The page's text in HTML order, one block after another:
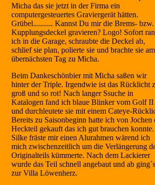
Micha das sie jetzt in der Firma ein
computergesteuertes Graviergerät hätten.
Grübel.......... Kannst Du mir die Brems- bzw.
Kupplungsdeckel gravieren? Logo! Sofort
ich in die Garage, schraubte die Deckel ab,
schlief sie plan, polierte sie und brachte sie am
übernächsten Tag zu Micha.
Beim Dankeschönbier mit Micha saßen wir
hinter der Triple. Irgendwie ist das Rücklicht
groß und so rot! Nach langer Ssuche in
Katalogen fand ich blaue Blinker vom Golf II
und durchleutete sie mit einem Cateye-
Bereits zu Saisonbeginn hatte ich von Jochen
Heckteil gekauft das ich gut brauchen konnte.
Silke fräste mir einen Alurahmen wärend ich
mich zwischenzeitlich um die Verlängerung
Originalteils kümmerte. Nach dem Lackierer
wurde das Teil schnell angebaut und ab ging´s
zur Villa Löwenherz.